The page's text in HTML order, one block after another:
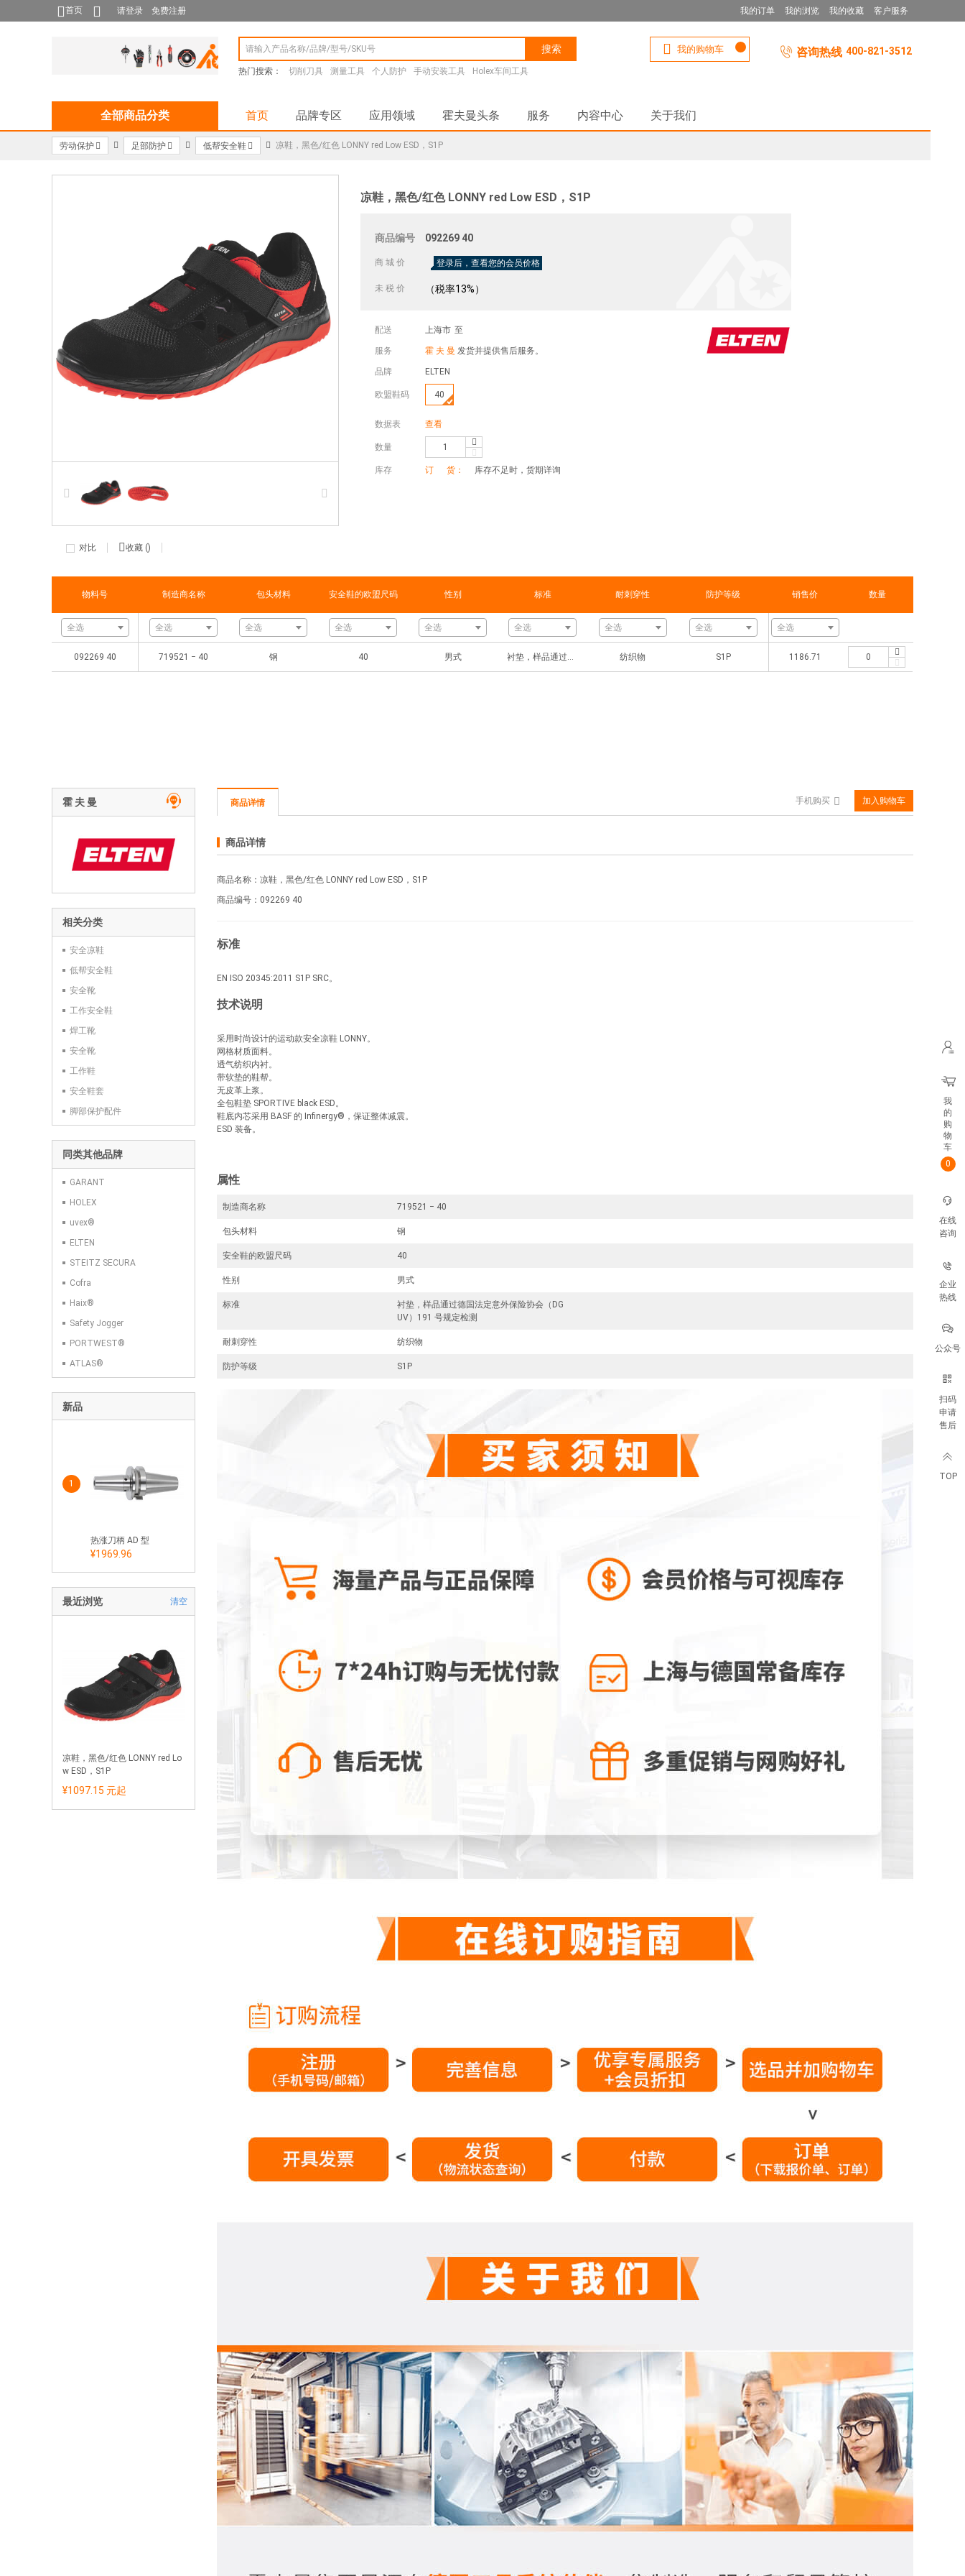
首页 请登录 免费注册 我的订单 我的浏览 我的收藏 客户服务
搜索
热门搜索： 切削刀具 测量工具 个人防护 手动安装工具 Holex车间工具
咨询热线 400-821-3512
我的购物车
全部商品分类 首页 品牌专区 应用领域 霍夫曼头条 服务 内容中心 关于我们
劳动保护 足部防护 低帮安全鞋 凉鞋，黑色/红色 LONNY red Low ESD，S1P
对比 收藏 ()
凉鞋，黑色/红色 LONNY red Low ESD，S1P
商品编号 092269 40
商 城 价 登录后，查看您的会员价格
未 税 价 （税率13%）
配送 上海市 至
服务 霍 夫 曼 发货并提供售后服务。
品牌 ELTEN
欧盟鞋码 40
数据表 查看
数量
库存 订 货： 库存不足时，货期详询
物料号
全选
092269 40
制造商名称 包头材料 安全鞋的欧盟尺码 性别 标准 耐刺穿性 防护等级
全选 全选 全选 全选 全选 全选 全选
719521 − 40 钢 40 男式 衬垫，样品通过德国法定意外保险协会（DGUV）191 号规定检测 纺织物 S1P
销售价 数量
全选
1186.71
霍 夫 曼
相关分类
安全凉鞋
低帮安全鞋
安全靴
工作安全鞋
焊工靴
安全靴
工作鞋
安全鞋套
脚部保护配件
同类其他品牌
GARANT
HOLEX
uvex®
ELTEN
STEITZ SECURA
Cofra
Haix®
Safety Jogger
PORTWEST®
ATLAS®
新品
1
热涨刀柄 AD 型
¥1969.96
最近浏览 清空
凉鞋，黑色/红色 LONNY red Lo
w ESD，S1P
¥1097.15 元起
商品详情 手机购买 加入购物车
商品详情
商品名称：凉鞋，黑色/红色 LONNY red Low ESD，S1P
商品编号：092269 40
标准
EN ISO 20345:2011 S1P SRC。
技术说明
采用时尚设计的运动款安全凉鞋 LONNY。
网格材质面料。
透气纺织内衬。
带软垫的鞋帮。
无皮革上浆。
全包鞋垫 SPORTIVE black ESD。
鞋底内芯采用 BASF 的 Infinergy®，保证整体减震。
ESD 装备。
属性
制造商名称 719521 − 40
包头材料 钢
安全鞋的欧盟尺码 40
性别 男式
标准
衬垫，样品通过德国法定意外保险协会（DG
UV）191 号规定检测
耐刺穿性 纺织物
防护等级 S1P
我
的
购
物
车
0
在线
咨询
企业
热线
公众号
扫码
申请
售后
TOP